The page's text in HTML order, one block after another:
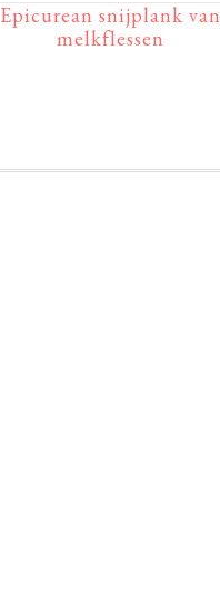
Epicurean snijplank van
melkflessen